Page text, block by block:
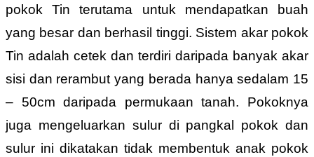
pokok Tin terutama untuk mendapatkan buah
yang besar dan berhasil tinggi. Sistem akar pokok
Tin adalah cetek dan terdiri daripada banyak akar
sisi dan rerambut yang berada hanya sedalam 15
– 50cm daripada permukaan tanah. Pokoknya
juga mengeluarkan sulur di pangkal pokok dan
sulur ini dikatakan tidak membentuk anak pokok